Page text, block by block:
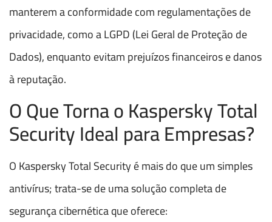
manterem a conformidade com regulamentações de
privacidade, como a LGPD (Lei Geral de Proteção de
Dados), enquanto evitam prejuízos financeiros e danos
à reputação.
O Que Torna o Kaspersky Total
Security Ideal para Empresas?
O Kaspersky Total Security é mais do que um simples
antivírus; trata-se de uma solução completa de
segurança cibernética que oferece: